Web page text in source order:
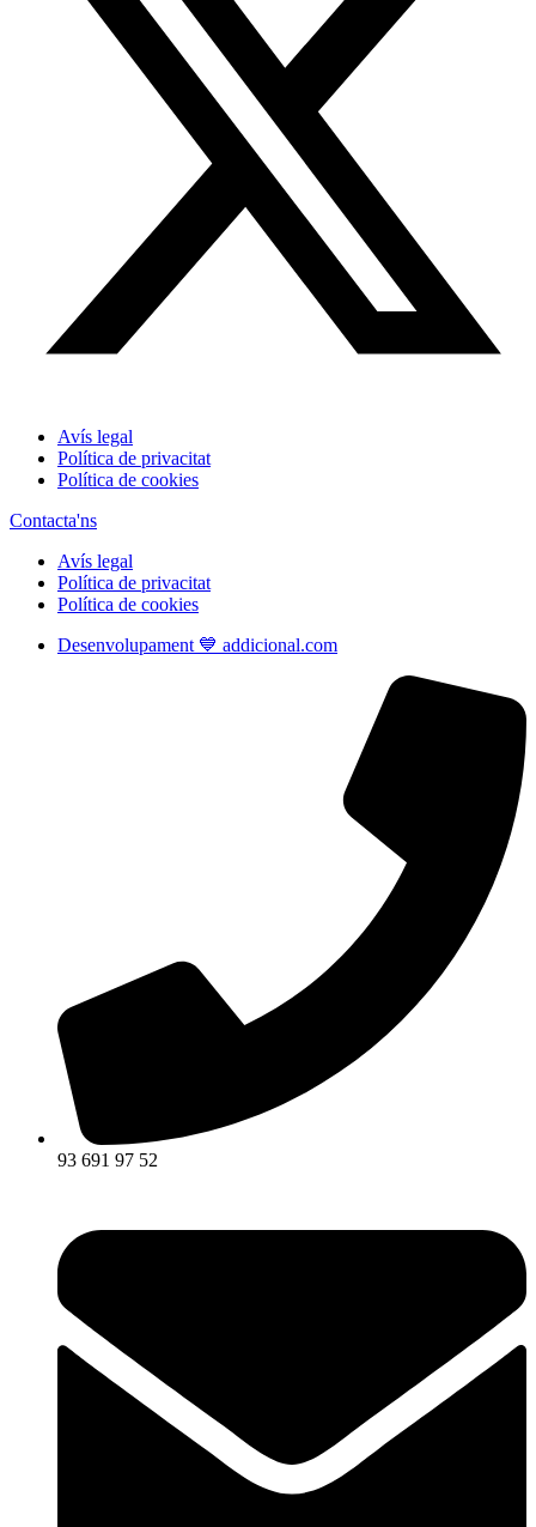
Avís legal
Política de privacitat
Política de cookies
Contacta'ns
Avís legal
Política de privacitat
Política de cookies
Desenvolupament 💙 addicional.com
93 691 97 52